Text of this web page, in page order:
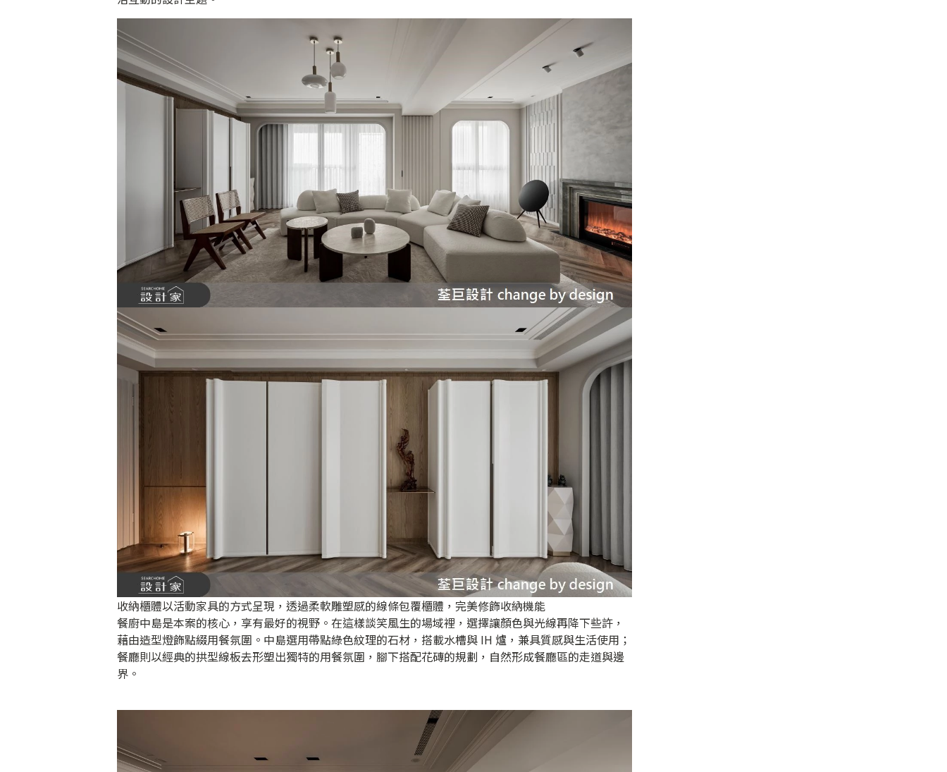
收納櫃體以活動家具的方式呈現，透過柔軟雕塑感的線條包覆櫃體，完美修飾收納機能
餐廚中島是本案的核心，享有最好的視野。在這樣談笑風生的場域裡，選擇讓顏色與光線再降下些許，
藉由造型燈飾點綴用餐氛圍。中島選用帶點綠色紋理的石材，搭載水槽與 IH 爐，兼具質感與生活使用；
餐廳則以經典的拱型線板去形塑出獨特的用餐氛圍，腳下搭配花磚的規劃，自然形成餐廳區的走道與邊
界。